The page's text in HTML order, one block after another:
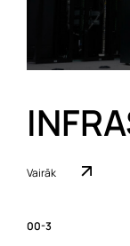
Vairāk
00-3